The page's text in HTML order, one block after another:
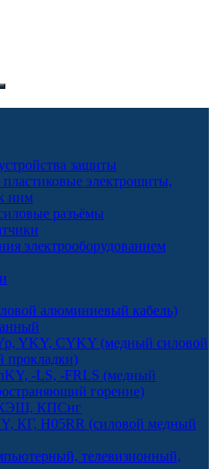
защиты
электрощиты,
ним
разъёмы
электрооборудованием
алюминиевый кабель)
YKY, CYKY (медный силовой
прокладки)
-LS, -FRLS (медный
горение)
КПСнг
КГ, H05RR (силовой медный
телевизионный,